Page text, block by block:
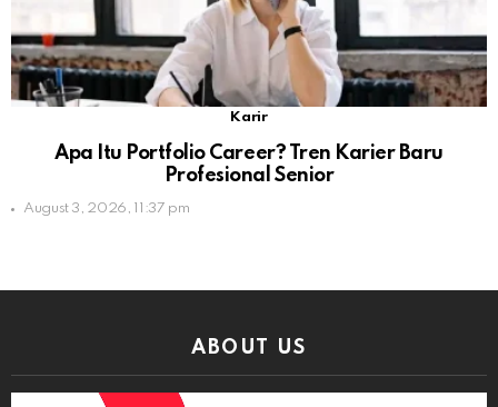
Karir
Apa Itu Portfolio Career? Tren Karier Baru
Profesional Senior
August 3, 2026, 11:37 pm
ABOUT US